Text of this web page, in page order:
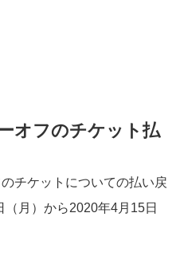
オフのチケット払
チケットについての払い戻
月）から2020年4月15日